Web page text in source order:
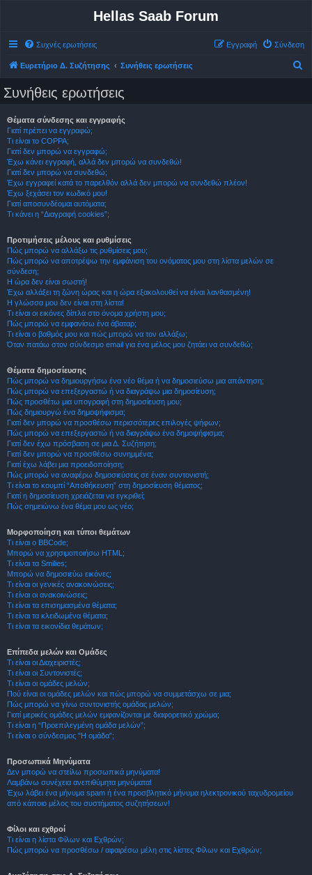
Hellas Saab Forum
Συχνές ερωτήσεις Σύνδεση
Εγγραφή
Ευρετήριο Δ. Συζήτησης Συνήθεις ερωτήσεις
Συνήθεις ερωτήσεις
Θέματα σύνδεσης και εγγραφής
Γιατί πρέπει να εγγραφώ;
Τι είναι το COPPA;
Γιατί δεν μπορώ να εγγραφώ;
Έχω κάνει εγγραφή, αλλά δεν μπορώ να συνδεθώ!
Γιατί δεν μπορώ να συνδεθώ;
Έχω εγγραφεί κατά το παρελθόν αλλά δεν μπορώ να συνδεθώ πλέον!
Έχω ξεχάσει τον κωδικό μου!
Γιατί αποσυνδέομαι αυτόματα;
Τι κάνει η “Διαγραφή cookies”;
Προτιμήσεις μέλους και ρυθμίσεις
Πώς μπορώ να αλλάξω τις ρυθμίσεις μου;
Πώς μπορώ να αποτρέψω την εμφάνιση του ονόματος μου στη λίστα μελών σε
σύνδεση;
Η ώρα δεν είναι σωστή!
Έχω αλλάξει τη ζώνη ώρας και η ώρα εξακολουθεί να είναι λανθασμένη!
Η γλώσσα μου δεν είναι στη λίστα!
Τι είναι οι εικόνες δίπλα στο όνομα χρήστη μου;
Πώς μπορώ να εμφανίσω ένα άβαταρ;
Τι είναι ο βαθμός μου και πώς μπορώ να τον αλλάξω;
Όταν πατάω στον σύνδεσμο email για ένα μέλος μου ζητάει να συνδεθώ;
Θέματα δημοσίευσης
Πώς μπορώ να δημιουργήσω ένα νέο θέμα ή να δημοσιεύσω μια απάντηση;
Πώς μπορώ να επεξεργαστώ ή να διαγράψω μια δημοσίευση;
Πώς προσθέτω μια υπογραφή στη δημοσίευση μου;
Πώς δημιουργώ ένα δημοψήφισμα;
Γιατί δεν μπορώ να προσθέσω περισσότερες επιλογές ψήφων;
Πώς μπορώ να επεξεργαστώ ή να διαγράψω ένα δημοψήφισμα;
Γιατί δεν έχω πρόσβαση σε μια Δ. Συζήτηση;
Γιατί δεν μπορώ να προσθέσω συνημμένα;
Γιατί έχω λάβει μια προειδοποίηση;
Πώς μπορώ να αναφέρω δημοσιεύσεις σε έναν συντονιστή;
Τι είναι το κουμπί “Αποθήκευση” στη δημοσίευση θέματος;
Γιατί η δημοσίευση χρειάζεται να εγκριθεί;
Πώς σημειώνω ένα θέμα μου ως νέο;
Μορφοποίηση και τύποι θεμάτων
Τι είναι ο BBCode;
Μπορώ να χρησιμοποιήσω HTML;
Τι είναι τα Smilies;
Μπορώ να δημοσιεύω εικόνες;
Τι είναι οι γενικές ανακοινώσεις;
Τι είναι οι ανακοινώσεις;
Τι είναι τα επισημασμένα θέματα;
Τι είναι τα κλειδωμένα θέματα;
Τι είναι τα εικονίδια θεμάτων;
Επίπεδα μελών και Ομάδες
Τι είναι οι Διαχειριστές;
Τι είναι οι Συντονιστές;
Τι είναι οι ομάδες μελών;
Πού είναι οι ομάδες μελών και πώς μπορώ να συμμετάσχω σε μια;
Πώς μπορώ να γίνω συντονιστής ομάδας μελών;
Γιατί μερικές ομάδες μελών εμφανίζονται με διαφορετικό χρώμα;
Τι είναι η “Προεπιλεγμένη ομάδα μελών”;
Τι είναι ο σύνδεσμος "Η ομάδα”;
Προσωπικά Μηνύματα
Δεν μπορώ να στείλω προσωπικά μηνύματα!
Λαμβάνω συνέχεια ανεπιθύμητα μηνύματα!
Έχω λάβει ένα μήνυμα spam ή ένα προσβλητικό μήνυμα ηλεκτρονικού ταχυδρομείου
από κάποιο μέλος του συστήματος συζητήσεων!
Φίλοι και εχθροί
Τι είναι η λίστα Φίλων και Εχθρών;
Πώς μπορώ να προσθέσω / αφαιρέσω μέλη στις λίστες Φίλων και Εχθρών;